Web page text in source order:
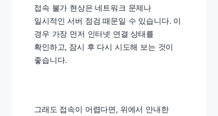
접속 불가 현상은 네트워크 문제나
일시적인 서버 점검 때문일 수 있습니다. 이
경우 가장 먼저 인터넷 연결 상태를
확인하고, 잠시 후 다시 시도해 보는 것이
좋습니다.
그래도 접속이 어렵다면, 위에서 안내한